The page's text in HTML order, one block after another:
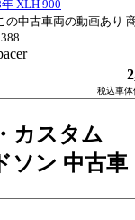
XLH 900
税込車体
カスタム
ソン 中古車